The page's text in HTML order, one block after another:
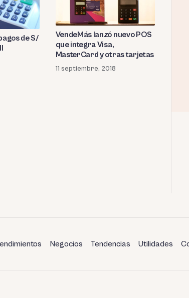
de S/
VendeMás lanzó nuevo POS
que integra Visa,
MasterCard y otras tarjetas
11 septiembre, 2018
Negocios Tendencias Utilidades